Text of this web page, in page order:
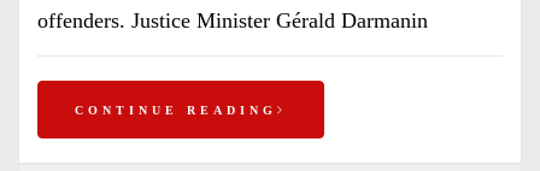
offenders. Justice Minister Gérald Darmanin
CONTINUE READING